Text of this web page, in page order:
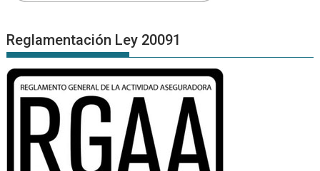
Reglamentación Ley 20091